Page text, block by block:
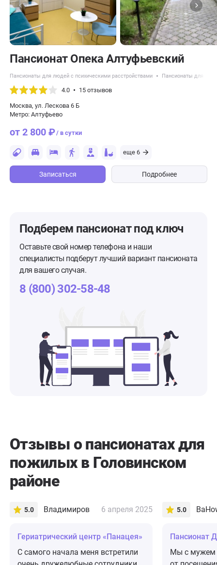
Пансионат Опека Алтуфьевский
Пансионаты для людей с психическими расстройствами Пансионаты для
4.0 15 отзывов
Москва, ул. Лескова 6 Б
Метро: Алтуфьево
от 2 800 ₽/ в сутки
еще 6
Записаться Подробнее
Подберем пансионатпод ключ
Оставьте свой номер телефона и наши
специалисты подберут лучший вариант пансионата
для вашего случая.
8 (800) 302-58-48
Отзывы о пансионатах для
пожилых в Головинском
районе
5.0 Владимиров 6 апреля 2025
​Гериатрический центр «Панацея»
С самого начала меня встретили
5.0
Пансионат
Мы с мужем